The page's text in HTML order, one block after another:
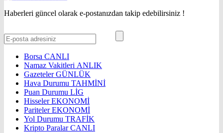
Haberleri güncel olarak e-postanızdan takip edebilirsiniz !
Borsa CANLI
Namaz Vakitleri ANLIK
GazetelerGÜNLÜK
Hava Durumu TAHMİNİ
Puan Durumu LİG
HisselerEKONOMİ
ParitelerEKONOMİ
Yol Durumu TRAFİK
Kripto ParalarCANLI